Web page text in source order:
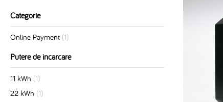
Categorie
Online Payment (1)
Putere de incarcare
11 kWh (1)
22 kWh (1)